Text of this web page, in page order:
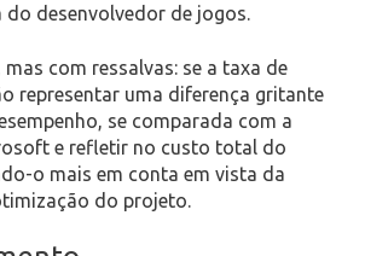
do desenvolvedor de jogos.
com ressalvas: se a taxa de
representar uma diferença gritante
se comparada com a
e refletir no custo total do
o mais em conta em vista da
do projeto.